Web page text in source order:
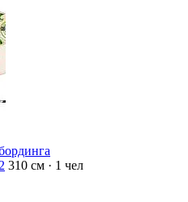
310 см · 1 чел